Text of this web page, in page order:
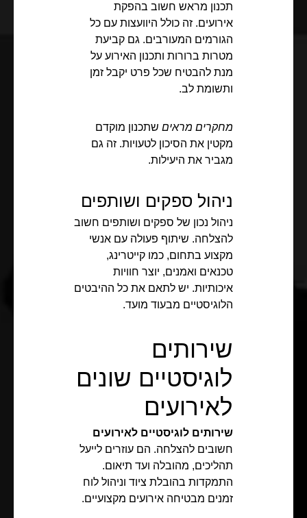
תכנון מראש חשוב בהפקת
אירועים. זה כולל היוועצות עם כל
הגורמים המעורבים. גם קביעת
מטרות ברורות ותכנון האירוע על
מנת להבטיח שכל פרט יקבל זמן
ותשומת לב.
מחקרים מראים שתכנון מוקדם
מקטין את הסיכון לטעויות. זה גם
מגביר את היעילות.
ניהול ספקים ושותפים
ניהול נכון של ספקים ושותפים חשוב
להצלחה. שיתוף פעולה עם אנשי
מקצוע בתחום, כמו קייטרינג,
טכנאים ואמנים, יוצר חוויות
איכותיות. יש לתאם את כל ההיבטים
הלוגיסטיים מבעוד מועד.
שירותים
לוגיסטיים שונים
לאירועים
שירותים לוגיסטיים לאירועים
חשובים להצלחה. הם עוזרים לייעל
תהליכים, מהובלה ועד תיאום.
התמקדות בהובלת ציוד וניהול לוח
זמנים מבטיחה אירועים מקצועיים.